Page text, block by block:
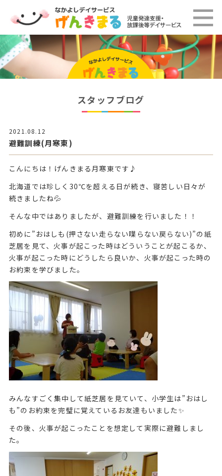
スタッフブログ
2021.08.12
避難訓練(月寒東)
こんにちは！げんきまる月寒東です♪
北海道では珍しく30℃を超える日が続き、寝苦しい日々が
続きましたね💦
そんな中ではありましたが、避難訓練を行いました！！
初めに”おはしも(押さない走らない喋らない戻らない)”の紙
芝居を見て、火事が起こった時はどういうことが起こるか、
火事が起こった時にどうしたら良いか、火事が起こった時の
お約束を学びました。
みんなすごく集中して紙芝居を見ていて、小学生は”おはし
も”のお約束を完璧に覚えているお友達もいました✨
その後、火事が起こったことを想定して実際に避難しまし
た。